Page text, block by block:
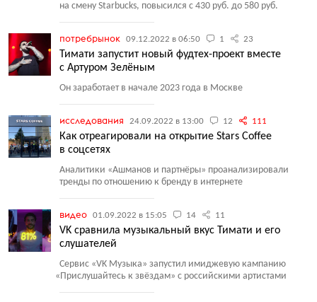
на смену Starbucks, повысился с 430 руб. до 580 руб.
потребрынок 09.12.2022 в 06:50 1 23
Тимати запустит новый фудтех-проект вместе
с Артуром Зелёным
Он заработает в начале 2023 года в Москве
исследования 24.09.2022 в 13:00 12 111
Как отреагировали на открытие Stars Coffee
в соцсетях
Аналитики «Ашманов и партнёры» проанализировали
тренды по отношению к бренду в интернете
видео 01.09.2022 в 15:05 14 11
VK сравнила музыкальный вкус Тимати и его
слушателей
Сервис «VK Музыка» запустил имиджевую кампанию
«Прислушайтесь к звёздам» с российскими артистами